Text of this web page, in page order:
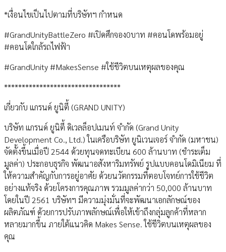
*เงื่อนไขเป็นไปตามที่บริษัทฯ กำหนด
#GrandUnityBattleZero #เปิดศึกจอง0บาท #คอนโดพร้อมอยู่
#คอนโดใกล้รถไฟฟ้า
#GrandUnity #MakesSense #ใช้ชีวิตบนเหตุผลของคุณ
*********************************
เกี่ยวกับ แกรนด์ ยูนิตี้ (GRAND UNITY)
บริษัท แกรนด์ ยูนิตี้ ดิเวลล็อปเมนท์ จำกัด (Grand Unity
Development Co., Ltd.) ในเครือบริษัท ยูนิเวนเจอร์ จำกัด (มหาชน)
จัดตั้งขึ้นเมื่อปี 2544 ด้วยทุนจดทะเบียน 600 ล้านบาท (ชำระเต็ม
มูลค่า) ประกอบธุรกิจ พัฒนาอสังหาริมทรัพย์ รูปแบบคอนโดมิเนียม ที่
ให้ความสำคัญกับการอยู่อาศัย ด้วยนวัตกรรมที่ตอบโจทย์การใช้ชีวิต
อย่างแท้จริง ด้วยโครงการคุณภาพ รวมมูลค่ากว่า 50,000 ล้านบาท
โดยในปี 2561 บริษัทฯ มีความมุ่งมั่นที่จะพัฒนาเอกลักษณ์ของ
ผลิตภัณฑ์ ด้วยการปรับภาพลักษณ์เพื่อให้เข้าถึงกลุ่มลูกค้าที่หลาก
หลายมากขึ้น ภายใต้แนวคิด Makes Sense. ใช้ชีวิตบนเหตุผลของ
คุณ